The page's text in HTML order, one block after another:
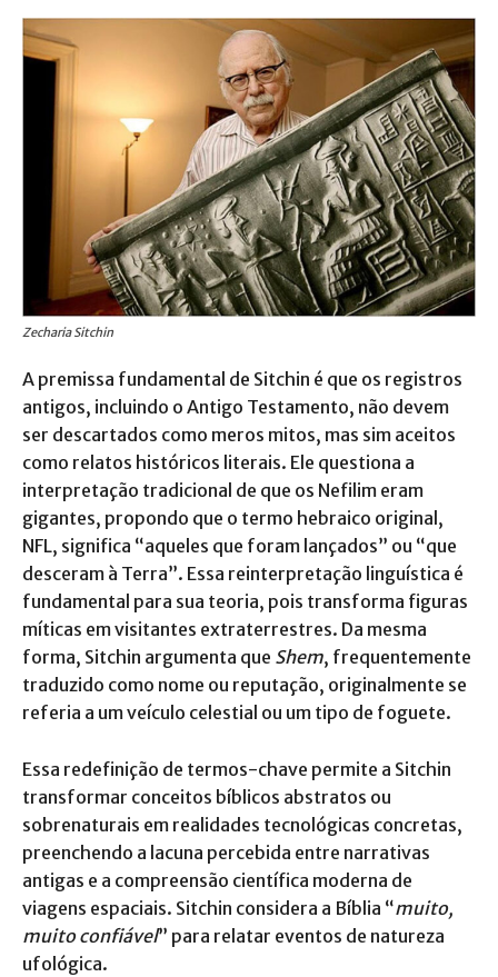
Zecharia Sitchin
A premissa fundamental de Sitchin é que os registros
antigos, incluindo o Antigo Testamento, não devem
ser descartados como meros mitos, mas sim aceitos
como relatos históricos literais. Ele questiona a
interpretação tradicional de que os Nefilim eram
gigantes, propondo que o termo hebraico original,
NFL, significa “aqueles que foram lançados” ou “que
desceram à Terra”. Essa reinterpretação linguística é
fundamental para sua teoria, pois transforma figuras
míticas em visitantes extraterrestres. Da mesma
forma, Sitchin argumenta que Shem, frequentemente
traduzido como nome ou reputação, originalmente se
referia a um veículo celestial ou um tipo de foguete.
Essa redefinição de termos-chave permite a Sitchin
transformar conceitos bíblicos abstratos ou
sobrenaturais em realidades tecnológicas concretas,
preenchendo a lacuna percebida entre narrativas
antigas e a compreensão científica moderna de
viagens espaciais. Sitchin considera a Bíblia “muito,
muito confiável” para relatar eventos de natureza
ufológica.